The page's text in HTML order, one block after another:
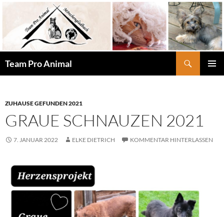
springen
Team Pro Animal
ZUHAUSE GEFUNDEN 2021
GRAUE SCHNAUZEN 2021
7. JANUAR 2022 ELKE DIETRICH KOMMENTAR HINTERLASSEN